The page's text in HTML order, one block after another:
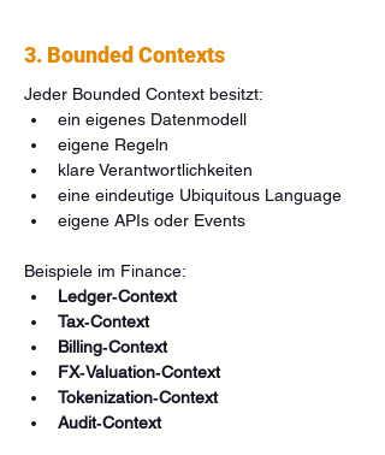
3. Bounded Contexts
Jeder Bounded Context besitzt:
ein eigenes Datenmodell
eigene Regeln
klare Verantwortlichkeiten
eine eindeutige Ubiquitous Language
eigene APIs oder Events
Beispiele im Finance:
Ledger‑Context
Tax‑Context
Billing‑Context
FX‑Valuation‑Context
Tokenization‑Context
Audit‑Context